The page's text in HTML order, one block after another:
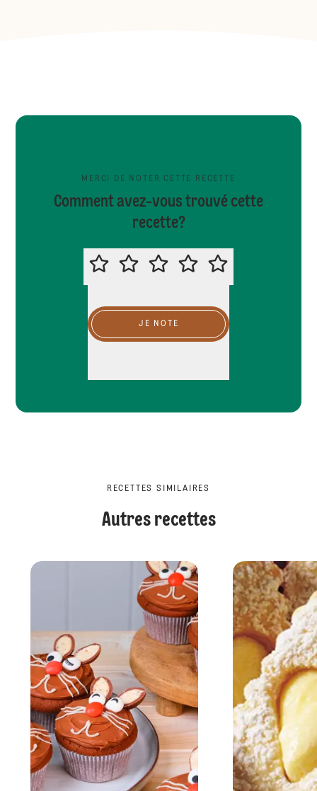
MERCI DE NOTER CETTE RECETTE
Comment avez-vous trouvé cette
recette?
MERCI DE NOTER CETTE RECETTE
JE NOTE
RECETTES SIMILAIRES
Autres recettes